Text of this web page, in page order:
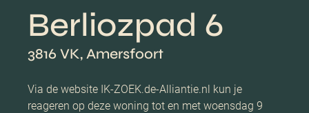
Berliozpad 6
3816 VK, Amersfoort
Via de website IK-ZOEK.de-Alliantie.nl kun je
reageren op deze woning tot en met woensdag 9